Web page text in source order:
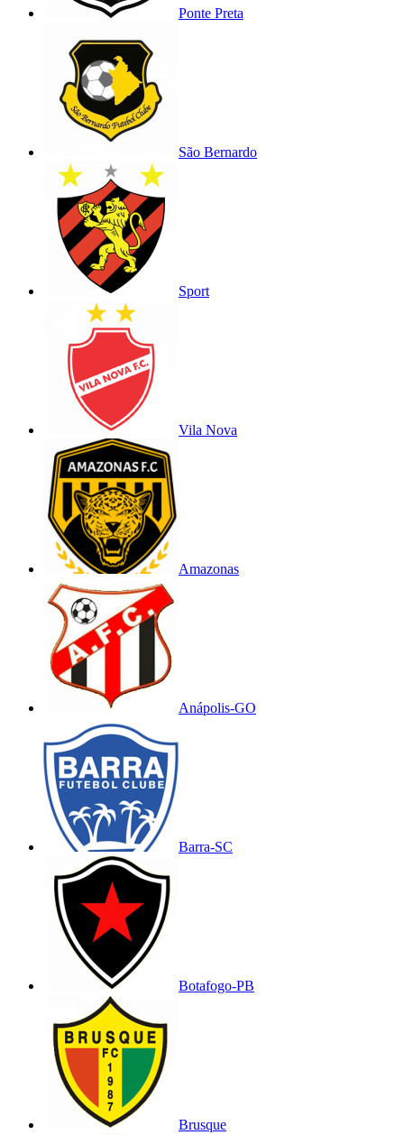
Ponte Preta
São Bernardo
Sport
Vila Nova
Amazonas
Anápolis-GO
Barra-SC
Botafogo-PB
Brusque